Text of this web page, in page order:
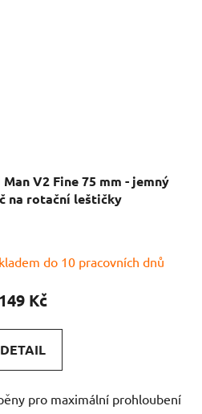
V2 Fine 75 mm - jemný
na rotační leštičky
do 10 pracovních dnů
149 Kč
DETAIL
pro maximální prohloubení